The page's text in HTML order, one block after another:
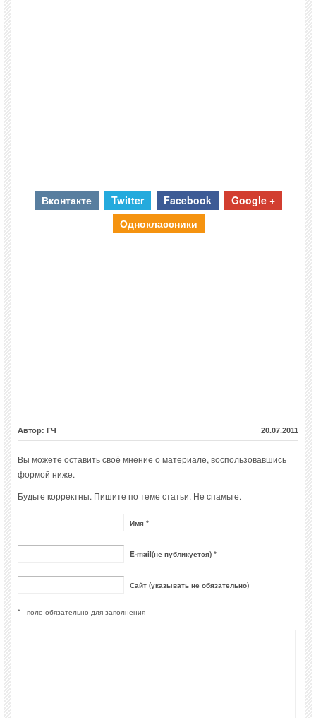
Вконтакте Twitter Facebook
Google +
Одноклассники
Автор: ГЧ 20.07.2011
Вы можете оставить своё мнение о материале, воспользовавшись
формой ниже.
Будьте корректны. Пишите по теме статьи. Не спамьте.
Имя *
E-mail(не публикуется) *
Сайт (указывать не обязательно)
* - поле обязательно для заполнения